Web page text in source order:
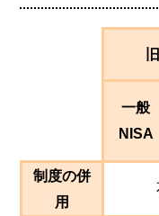
一般
NISA
制度の併
用